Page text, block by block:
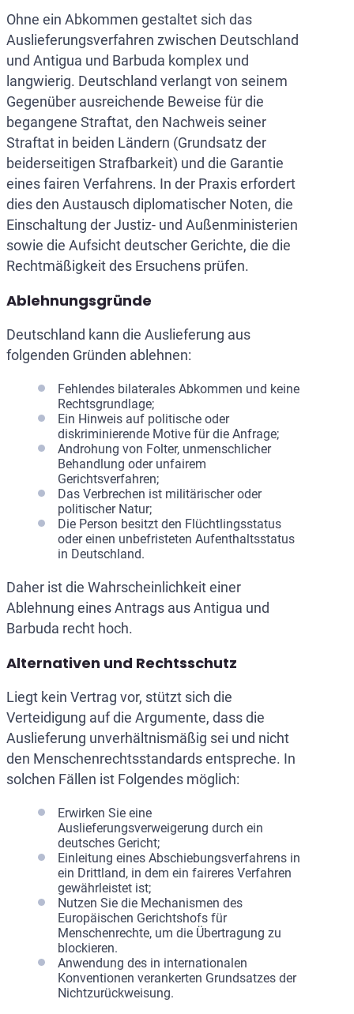
Ohne ein Abkommen gestaltet sich das
Auslieferungsverfahren zwischen Deutschland
und Antigua und Barbuda komplex und
langwierig. Deutschland verlangt von seinem
Gegenüber ausreichende Beweise für die
begangene Straftat, den Nachweis seiner
Straftat in beiden Ländern (Grundsatz der
beiderseitigen Strafbarkeit) und die Garantie
eines fairen Verfahrens. In der Praxis erfordert
dies den Austausch diplomatischer Noten, die
Einschaltung der Justiz- und Außenministerien
sowie die Aufsicht deutscher Gerichte, die die
Rechtmäßigkeit des Ersuchens prüfen.
Ablehnungsgründe
Deutschland kann die Auslieferung aus
folgenden Gründen ablehnen:
Fehlendes bilaterales Abkommen und keine
Rechtsgrundlage;
Ein Hinweis auf politische oder
diskriminierende Motive für die Anfrage;
Androhung von Folter, unmenschlicher
Behandlung oder unfairem
Gerichtsverfahren;
Das Verbrechen ist militärischer oder
politischer Natur;
Die Person besitzt den Flüchtlingsstatus
oder einen unbefristeten Aufenthaltsstatus
in Deutschland.
Daher ist die Wahrscheinlichkeit einer
Ablehnung eines Antrags aus Antigua und
Barbuda recht hoch.
Alternativen und Rechtsschutz
Liegt kein Vertrag vor, stützt sich die
Verteidigung auf die Argumente, dass die
Auslieferung unverhältnismäßig sei und nicht
den Menschenrechtsstandards entspreche. In
solchen Fällen ist Folgendes möglich:
Erwirken Sie eine
Auslieferungsverweigerung durch ein
deutsches Gericht;
Einleitung eines Abschiebungsverfahrens in
ein Drittland, in dem ein faireres Verfahren
gewährleistet ist;
Nutzen Sie die Mechanismen des
Europäischen Gerichtshofs für
Menschenrechte, um die Übertragung zu
blockieren.
Anwendung des in internationalen
Konventionen verankerten Grundsatzes der
Nichtzurückweisung.